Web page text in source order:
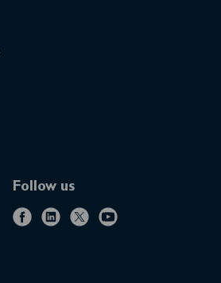
Follow us
f
l
x
y